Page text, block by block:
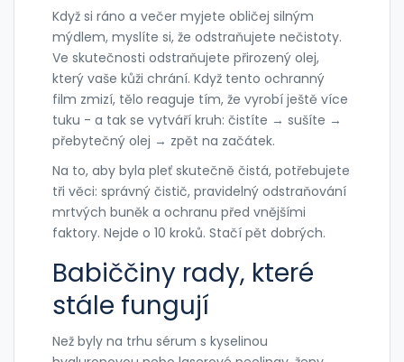
Když si ráno a večer myjete obličej silným
mýdlem, myslíte si, že odstraňujete nečistoty.
Ve skutečnosti odstraňujete přirozený olej,
který vaše kůži chrání. Když tento ochranný
film zmizí, tělo reaguje tím, že vyrobí ještě více
tuku - a tak se vytváří kruh: čistíte → sušíte →
přebytečný olej → zpět na začátek.
Na to, aby byla pleť skutečně čistá, potřebujete
tři věci: správný čistič, pravidelný odstraňování
mrtvých buněk a ochranu před vnějšími
faktory. Nejde o 10 kroků. Stačí pět dobrých.
Babiččiny rady, které
stále fungují
Než byly na trhu sérum s kyselinou